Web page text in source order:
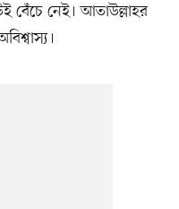
বেঁচে নেই। আতাউল্লাহর